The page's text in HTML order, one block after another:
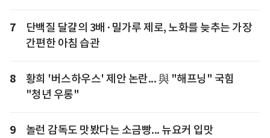
7
단백질 달걀의 3배·밀가루 제로, 노화를 늦추는 가장
간편한 아침 습관
8
황희 '버스하우스' 제안 논란... 與 "해프닝" 국힘
"청년 우롱"
9
놀런 감독도 맛봤다는 소금빵... 뉴요커 입맛